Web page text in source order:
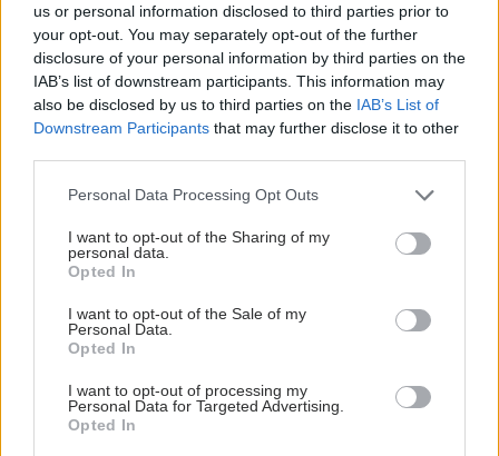
us or personal information disclosed to third parties prior to
your opt-out. You may separately opt-out of the further
disclosure of your personal information by third parties on the
IAB’s list of downstream participants. This information may
also be disclosed by us to third parties on the IAB’s List of
Downstream Participants that may further disclose it to other
Please note that this website/app uses one or more Google
not limited to your visit or usage behaviour. You may click to
grant or deny consent to Google and its third-party tags to
use your data for below specified purposes in below Google
consent section.
Personal Data Processing Opt Outs
I want to opt-out of the Sharing of my
personal data.
Opted In
I want to opt-out of the Sale of my
Personal Data.
Opted In
I want to opt-out of processing my
Personal Data for Targeted Advertising.
Opted In